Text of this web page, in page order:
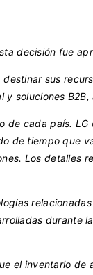
decisión fue
sus
soluciones
de cada país.
de tiempo que
Los detalles
durante
el inventario de